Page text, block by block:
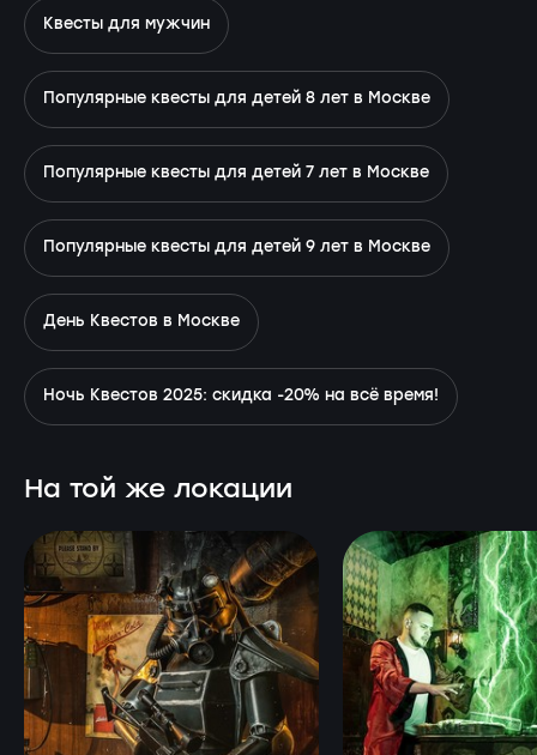
Квесты для мужчин
Популярные квесты для детей 8 лет в Москве
Популярные квесты для детей 7 лет в Москве
Популярные квесты для детей 9 лет в Москве
День Квестов в Москве
Ночь Квестов 2025: скидка -20% на всё время!
На той же локации